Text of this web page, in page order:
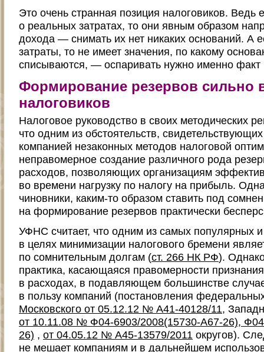
Это очень странная позиция налоговиков. Ведь
о реальных затратах, то они явным образом
дохода — снимать их нет никаких оснований. А
затраты, то не имеет значения, по какому
списываются, — оспаривать нужно именно факт
Формирование резервов сильно
налоговиков
Налоговое руководство в своих методических
что одним из обстоятельств,
компанией незаконных методов налоговой
неправомерное создание различного рода
расходов, позволяющих организациям
во времени нагрузку по налогу на прибыль.
чиновники, каким-то образом ставить под
на формирование резервов практически
УФНС считает, что одним из самых популярных
в целях минимизации налогового бремени
по сомнительным долгам (ст. 266 НК РФ).
практика, касающаяся правомерности
в расходах, в подавляющем большинстве
в пользу компаний (постановления
Московского от 05.12.12 № А41-40128/11,
от 10.11.08 № Ф04-6903/2008(15730-А67-26),
26) , от 04.05.12 № А45-13579/2011 округов).
не мешает компаниям и в дальнейшем